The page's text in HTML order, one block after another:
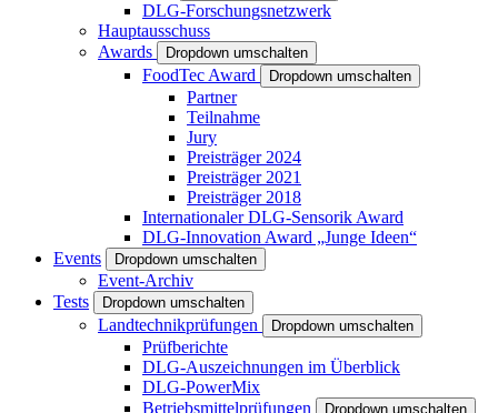
DLG-Forschungsnetzwerk
Hauptausschuss
Awards
Dropdown umschalten
FoodTec Award Dropdown umschalten
Partner
Teilnahme
Jury
Preisträger 2024
Preisträger 2021
Preisträger 2018
Internationaler DLG-Sensorik Award
DLG-Innovation Award „Junge Ideen“
Events
Dropdown umschalten
Event-Archiv
Tests
Dropdown umschalten
Landtechnikprüfungen Dropdown umschalten
Prüfberichte
DLG-Auszeichnungen im Überblick
DLG-PowerMix
Betriebsmittelprüfungen
Dropdown umschalten